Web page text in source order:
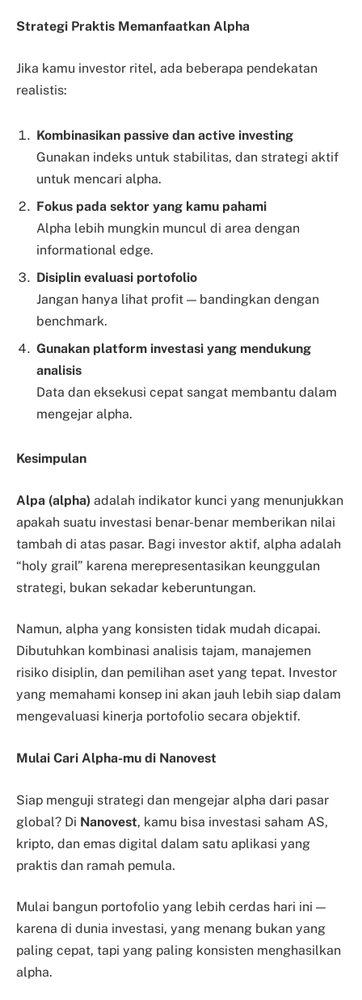
Strategi Praktis Memanfaatkan Alpha
Jika kamu investor ritel, ada beberapa pendekatan
realistis:
Kombinasikan passive dan active investing
Gunakan indeks untuk stabilitas, dan strategi aktif
untuk mencari alpha.
Fokus pada sektor yang kamu pahami
Alpha lebih mungkin muncul di area dengan
informational edge.
Disiplin evaluasi portofolio
Jangan hanya lihat profit — bandingkan dengan
benchmark.
Gunakan platform investasi yang mendukung
analisis
Data dan eksekusi cepat sangat membantu dalam
mengejar alpha.
Kesimpulan
Alpa (alpha) adalah indikator kunci yang menunjukkan
apakah suatu investasi benar-benar memberikan nilai
tambah di atas pasar. Bagi investor aktif, alpha adalah
“holy grail” karena merepresentasikan keunggulan
strategi, bukan sekadar keberuntungan.
Namun, alpha yang konsisten tidak mudah dicapai.
Dibutuhkan kombinasi analisis tajam, manajemen
risiko disiplin, dan pemilihan aset yang tepat. Investor
yang memahami konsep ini akan jauh lebih siap dalam
mengevaluasi kinerja portofolio secara objektif.
Mulai Cari Alpha-mu di Nanovest
Siap menguji strategi dan mengejar alpha dari pasar
global? Di Nanovest, kamu bisa investasi saham AS,
kripto, dan emas digital dalam satu aplikasi yang
praktis dan ramah pemula.
Mulai bangun portofolio yang lebih cerdas hari ini —
karena di dunia investasi, yang menang bukan yang
paling cepat, tapi yang paling konsisten menghasilkan
alpha.